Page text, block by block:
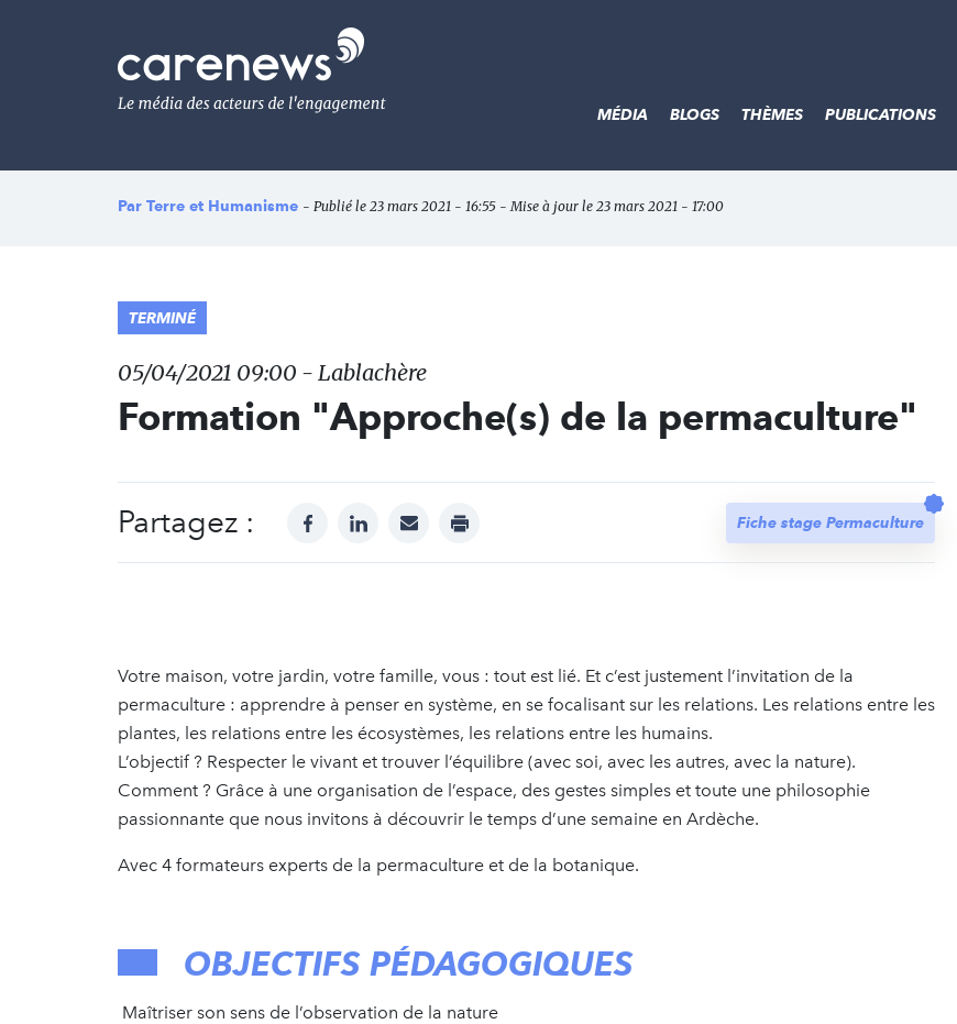
Le
média
de
l'engagement
MÉDIA BLOGS THÈMES PUBLICATIONS
Par Terre et Humanisme - Publié le 23 mars 2021 - 16:55 - Mise à jour le 23 mars 2021 - 17:00
TERMINÉ
05/04/2021 09:00 - Lablachère
Formation "Approche(s) de la permaculture"
Partagez : facebooklinkedinmail print Fiche stage Permaculture
Votre maison, votre jardin, votre famille, vous : tout est lié. Et c’est justement l’invitation de la
permaculture : apprendre à penser en système, en se focalisant sur les relations. Les relations entre les
plantes, les relations entre les écosystèmes, les relations entre les humains.
L’objectif ? Respecter le vivant et trouver l’équilibre (avec soi, avec les autres, avec la nature).
Comment ? Grâce à une organisation de l’espace, des gestes simples et toute une philosophie
passionnante que nous invitons à découvrir le temps d’une semaine en Ardèche.
Avec 4 formateurs experts de la permaculture et de la botanique.
OBJECTIFS PÉDAGOGIQUES
Maîtriser son sens de l’observation de la nature